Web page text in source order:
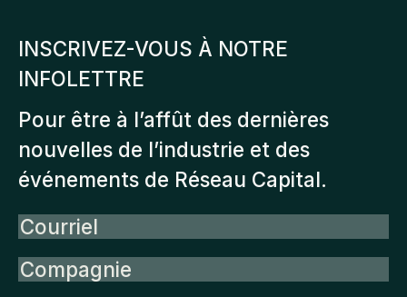
INSCRIVEZ-VOUS À NOTRE
INFOLETTRE
Pour être à l’affût des dernières
nouvelles de l’industrie et des
événements de Réseau Capital.
Courriel
Compagnie